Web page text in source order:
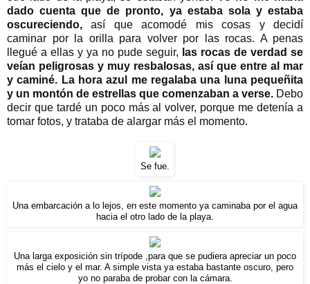
dado cuenta que de pronto, ya estaba sola y estaba
oscureciendo, así que acomodé mis cosas y decidí
caminar por la orilla para volver por las rocas. A penas
llegué a ellas y ya no pude seguir, las rocas de verdad se
veían peligrosas y muy resbalosas, así que entre al mar
y caminé. La hora azul me regalaba una luna pequeñita
y un montón de estrellas que comenzaban a verse. Debo
decir que tardé un poco más al volver, porque me detenía a
tomar fotos, y trataba de alargar más el momento.
Se fue.
Una embarcación a lo lejos, en este momento ya caminaba por el agua
hacia el otro lado de la playa.
Una larga exposición sin trípode ,para que se pudiera apreciar un poco
más el cielo y el mar. A simple vista ya estaba bastante oscuro, pero
yo no paraba de probar con la cámara.